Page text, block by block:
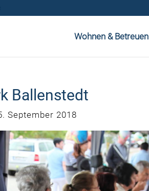
Wohnen & Betreuen
Ballenstedt
September 2018